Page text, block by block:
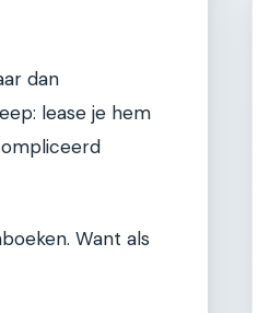
dan
lease je hem
Want als